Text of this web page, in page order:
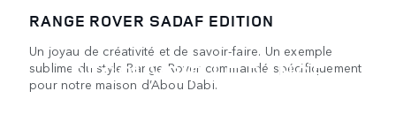
RANGE ROVER SADAF EDITION
Un joyau de créativité et de savoir-faire. Un exemple
sublime du style Range Rover commandé spécifiquement
pour notre maison d’Abou Dabi.
DÉCOUVRIR LE RANGE
ROVER